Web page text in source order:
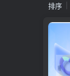
排序